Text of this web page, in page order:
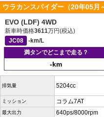
ウラカンスパイダー（20年05月
EVO (LDF) 4WD
新車時価格3611万円(税込)
JC08
-km/L
満タンでどこまで走る？
-km
排気量 5204cc
ミッション コラム7AT
最大出力 640ps/8000rpm